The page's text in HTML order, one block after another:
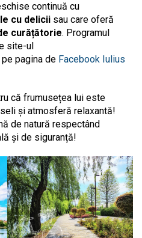
continuă cu
cu delicii sau care oferă
curățătorie. Programul
site-ul
pe pagina de Facebook Iulius
că frumusețea lui este
și atmosferă relaxantă!
de natură respectând
și de siguranță!